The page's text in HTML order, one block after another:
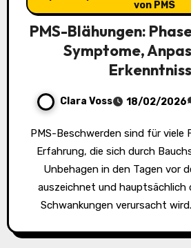
von PMS
PMS-Blähungen:
Symptome,
Clara Voss 18/02/2026
PMS-Beschwerden sind für viele Frauen eine häufige
Erfahrung, die sich durch
Unbehagen in den Tagen vor
auszeichnet und hauptsächlich
Schwankungen verursacht